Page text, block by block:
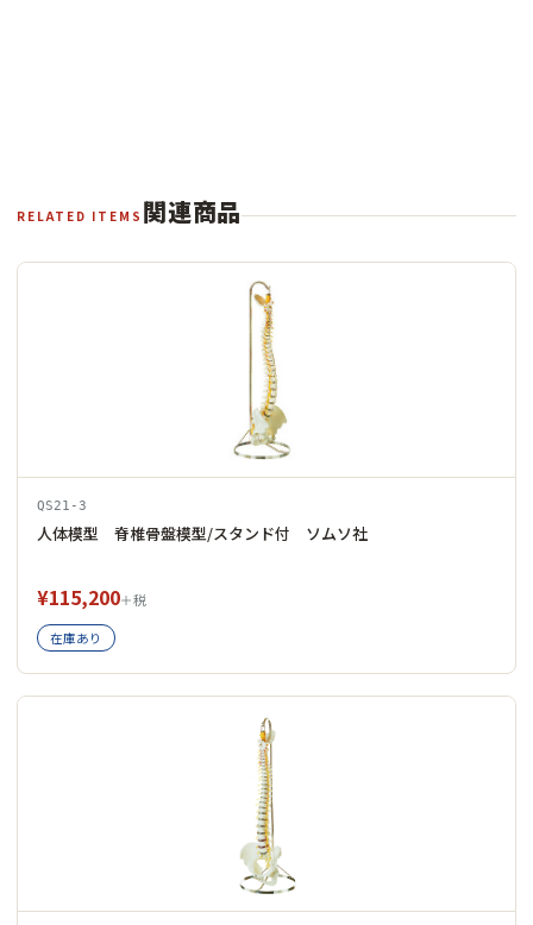
RELATED ITEMS 関連商品
QS21-3
人体模型 脊椎骨盤模型/スタンド付 ソムソ社
¥115,200＋税
在庫あり